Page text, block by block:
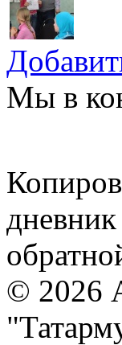
Мы в
© 2026